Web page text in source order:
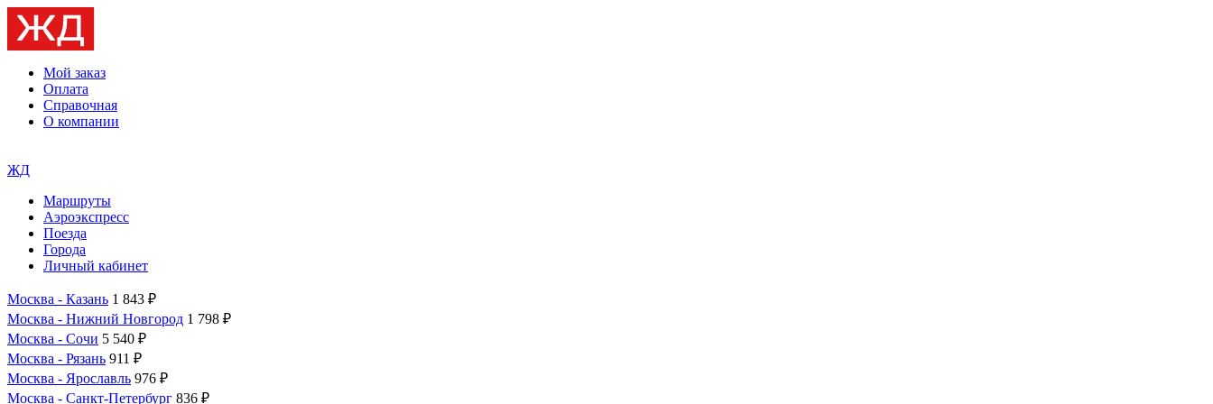
Мой заказ
Оплата
Справочная
О компании
ЖД
Маршруты
Аэроэкспресс
Поезда
Города
Личный кабинет
Москва - Казань 1 843 ₽
Москва - Нижний Новгород 1 798 ₽
Москва - Сочи 5 540 ₽
Москва - Рязань 911 ₽
Москва - Ярославль 976 ₽
Москва - Санкт-Петербург 836 ₽